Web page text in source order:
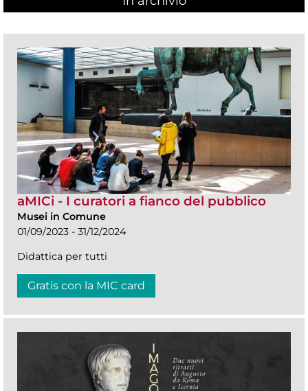
aMICi - I curatori a fianco del pubblico
Musei in Comune
01/09/2023 - 31/12/2024
Didattica per tutti
Gratis con la MIC card